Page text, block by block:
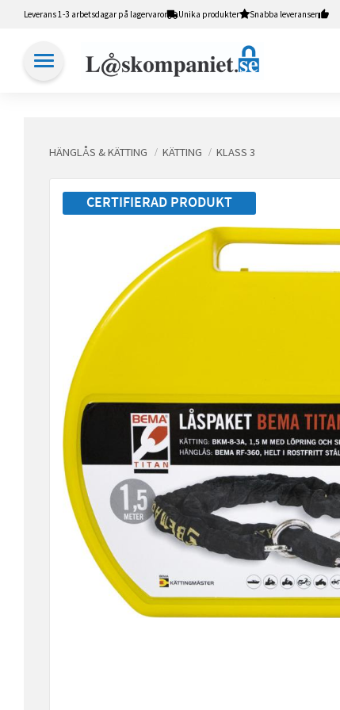
Leverans 1-3 arbetsdagar på lagervaror Unika produkter Snabba leveranser
HÄNGLÅS & KÄTTING KÄTTING KLASS 3
CERTIFIERAD PRODUKT